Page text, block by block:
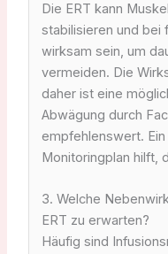
Die ERT kann
stabilisieren und bei
wirksam sein, um
vermeiden. Die
daher ist eine
Abwägung durch
empfehlenswert.
Monitoringplan hilft,
3. Welche
ERT zu erwarten?
Häufig sind